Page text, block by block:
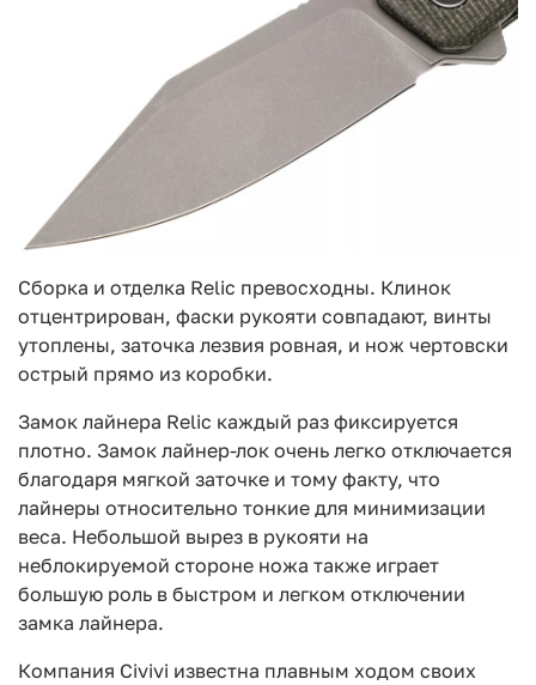
Сборка и отделка Relic превосходны. Клинок
отцентрирован, фаски рукояти совпадают, винты
утоплены, заточка лезвия ровная, и нож чертовски
острый прямо из коробки.
Замок лайнера Relic каждый раз фиксируется
плотно. Замок лайнер-лок очень легко отключается
благодаря мягкой заточке и тому факту, что
лайнеры относительно тонкие для минимизации
веса. Небольшой вырез в рукояти на
неблокируемой стороне ножа также играет
большую роль в быстром и легком отключении
замка лайнера.
Компания Civivi известна плавным ходом своих